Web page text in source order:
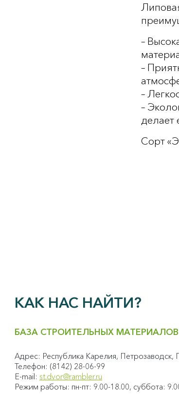
–
–
–
–
делает
Сорт
КАК НАС НАЙТИ?
БАЗА СТРОИТЕЛЬНЫХ МАТЕРИАЛОВ
Адрес: Республика Карелия, Петрозаводск,
Телефон: (8142) 28-06-99
E-mail: st.dvor@rambler.ru
Режим работы: пн-пт: 9.00-18.00, суббота: